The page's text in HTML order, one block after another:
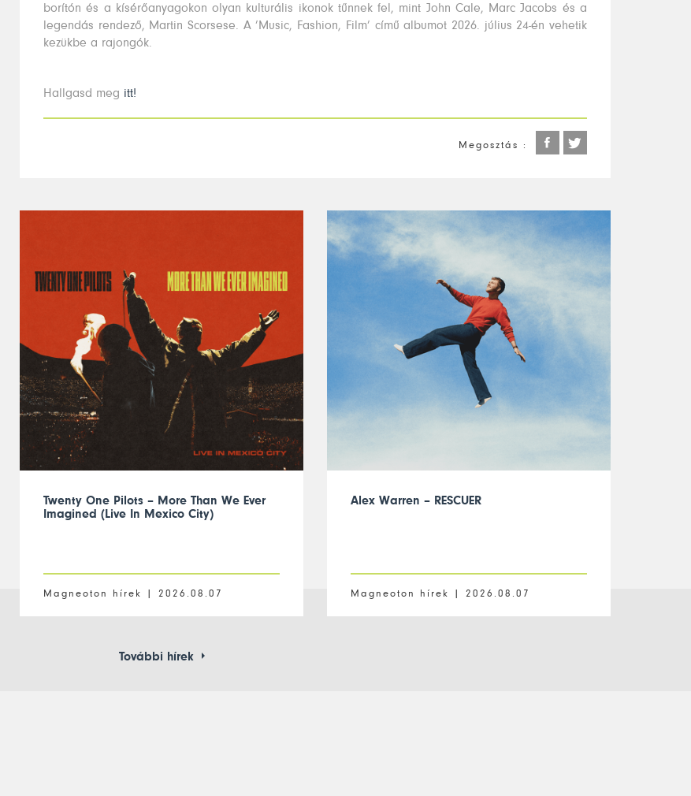
borítón és a kísérőanyagokon olyan kulturális ikonok tűnnek fel, mint John Cale, Marc Jacobs és a
legendás rendező, Martin Scorsese. A ’Music, Fashion, Film’ című albumot 2026. július 24-én vehetik
kezükbe a rajongók.
Hallgasd meg itt!
Megosztás :
Twenty One Pilots – More Than We Ever
Imagined (Live In Mexico City)
Magneoton hírek | 2026.08.07
Alex Warren – RESCUER
Magneoton hírek | 2026.08.07
További hírek